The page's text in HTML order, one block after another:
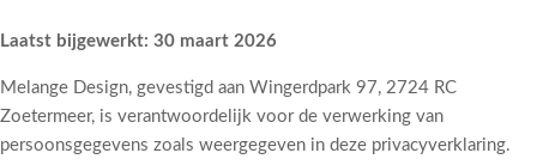
Laatst bijgewerkt: 30 maart 2026
Melange Design, gevestigd aan Wingerdpark 97, 2724 RC
Zoetermeer, is verantwoordelijk voor de verwerking van
persoonsgegevens zoals weergegeven in deze privacyverklaring.